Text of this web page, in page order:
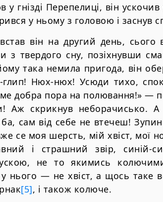
у гнiздi Перепелицi, вiн
у ньому з головою i заснув
вiн на другий день,
з твердого сну, позiхнувши
така немила пригода, вiн
Нюх-нюх! Усюди тихо,
добра пора на полювання!» —
Аж скрикнув неборачисько.
сам вiд себе не втечеш!
се моя шерсть, мiй хвiст, мої
i страшний звiр, синiй-
не то якимись
нього — не хвiст, а щось таке
[5], i також колюче.